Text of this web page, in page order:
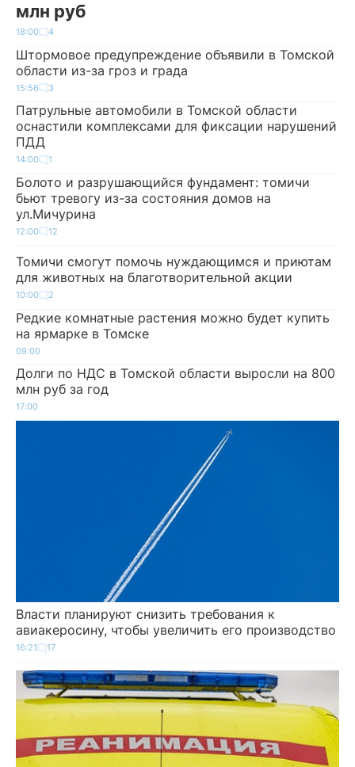
млн руб
18:00 4
Штормовое предупреждение объявили в Томской
области из-за гроз и града
15:56 3
Патрульные автомобили в Томской области
оснастили комплексами для фиксации нарушений
ПДД
14:00 1
Болото и разрушающийся фундамент: томичи
бьют тревогу из-за состояния домов на
ул.Мичурина
12:00 12
Томичи смогут помочь нуждающимся и приютам
для животных на благотворительной акции
10:00 2
Редкие комнатные растения можно будет купить
на ярмарке в Томске
09:00
Долги по НДС в Томской области выросли на 800
млн руб за год
17:00
Власти планируют снизить требования к
авиакеросину, чтобы увеличить его производство
16:21 17